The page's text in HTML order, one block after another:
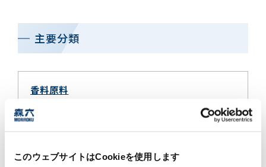
このウェブサイトはCookieを使用します
#ダイバーシティ＆インクルージョン
#統合報告書
主要分類
香料原料